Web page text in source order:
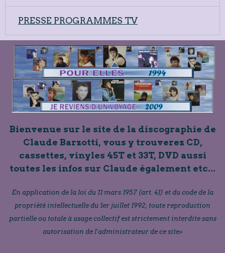
PRESSE PROGRAMMES TV
Bienvenue sur le site de la discographie de
Claude Barzotti, vous y trouverez CD,
cassettes, vinyles 45T et 33T, DVD aussi
toutes les infos sur Claude également etc...
En application de la loi du 11 mars 1957 (art. 41) et du code de la
propriété intellectuelle du 1er juillet 1992, toute reproduction
partielle ou totale à usage collectif est strictement interdite sans
autorisation de l'administrateur de ce site»